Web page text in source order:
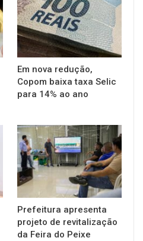
Em nova redução,
Copom baixa taxa Selic
para 14% ao ano
Prefeitura apresenta
projeto de revitalização
da Feira do Peixe